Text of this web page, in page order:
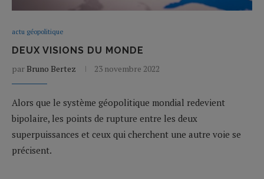
actu géopolitique
DEUX VISIONS DU MONDE
par Bruno Bertez 23 novembre 2022
Alors que le système géopolitique mondial redevient
bipolaire, les points de rupture entre les deux
superpuissances et ceux qui cherchent une autre voie se
précisent.